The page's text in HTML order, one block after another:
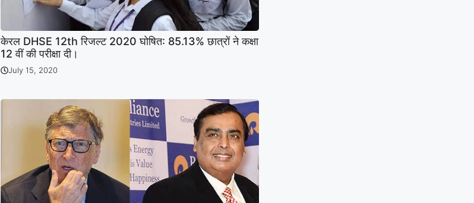
केरल DHSE 12th रिजल्ट 2020 घोषित: 85.13% छात्रों ने कक्षा
12 वीं की परीक्षा दी।
July 15, 2020